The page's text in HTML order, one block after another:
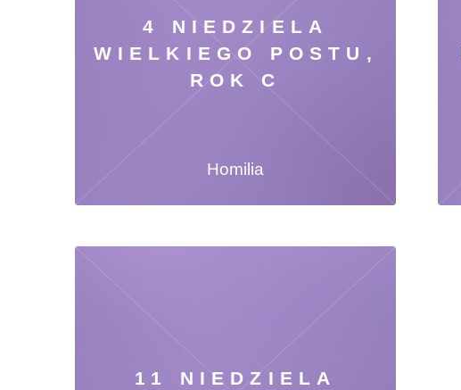
4 NIEDZIELA
WIELKIEGO POSTU,
ROK C
Homilia
11 NIEDZIELA